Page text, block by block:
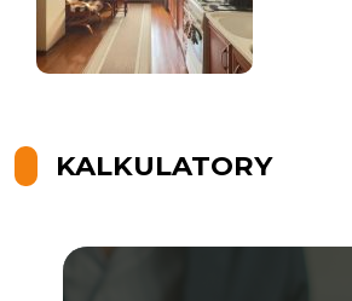
KALKULATORY